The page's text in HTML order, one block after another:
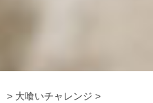
> 大喰いチャレンジ >